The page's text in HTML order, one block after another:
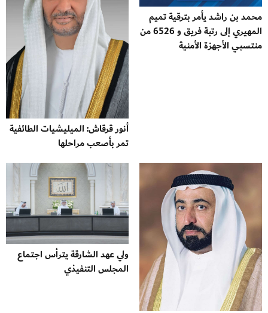
محمد بن راشد يأمر بترقية تميم
المهيري إلى رتبة فريق و 6526 من
منتسبي الأجهزة الأمنية
أنور قرقاش: الميليشيات الطائفية
تمر بأصعب مراحلها
ولي عهد الشارقة يترأس اجتماع
المجلس التنفيذي